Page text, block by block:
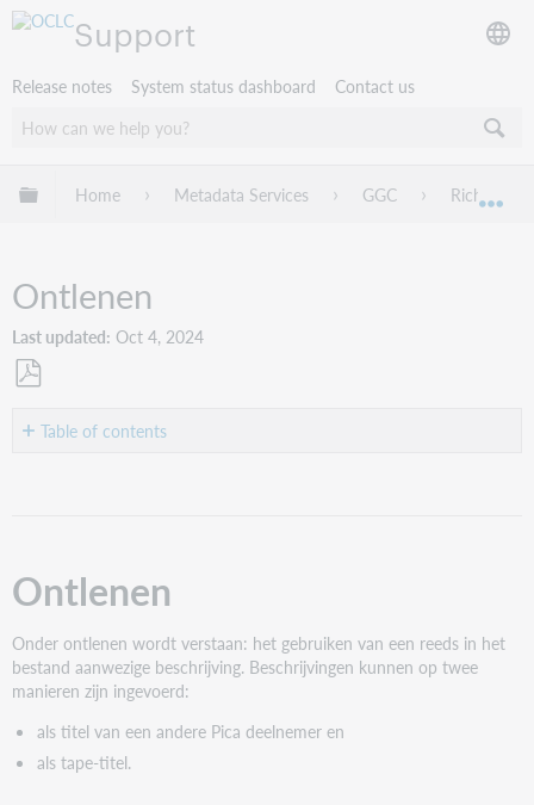
Support
Release notes System status dashboard Contact us
Expand/collapse global hierarchy
Home Metadata Services GGC Richtlijnen
Ontlenen
Last updated Oct 4, 2024
as Table of contents
een
andere
deelnemer
Als
tape-
titel
MONOGRAFIEËN
Ontlenen
Onder ontlenen wordt verstaan: het gebruiken van een reeds in het
bestand aanwezige beschrijving. Beschrijvingen kunnen op twee
manieren zijn ingevoerd:
als titel van een andere Pica deelnemer en
als tape-titel.